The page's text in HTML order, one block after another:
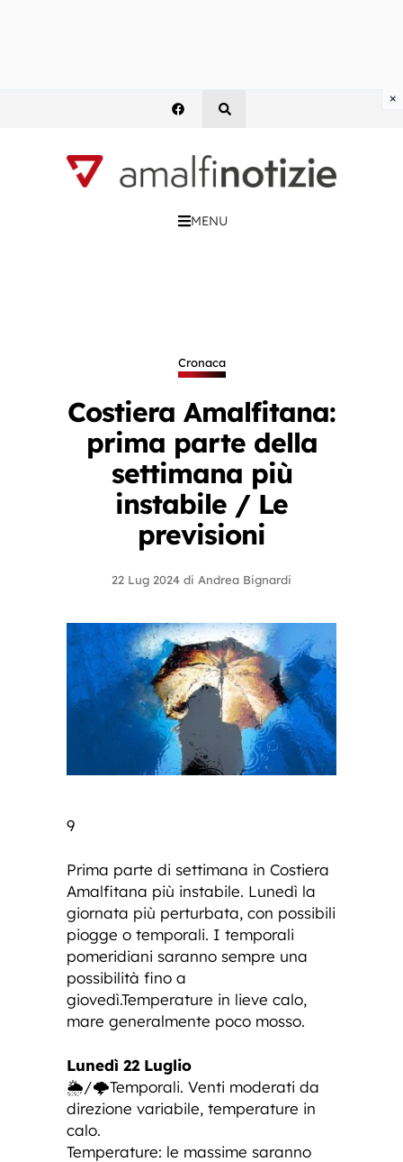
MENU
Cronaca
Costiera Amalfitana:
prima parte della
settimana più
instabile / Le
previsioni
22 Lug 2024 di Andrea Bignardi
9
Prima parte di settimana in Costiera
Amalfitana più instabile. Lunedì la
giornata più perturbata, con possibili
piogge o temporali. I temporali
pomeridiani saranno sempre una
possibilità fino a
giovedì.Temperature in lieve calo,
mare generalmente poco mosso.
Lunedì 22 Luglio
🌦️/🌩️Temporali. Venti moderati da
direzione variabile, temperature in
calo.
Temperature: le massime saranno
×